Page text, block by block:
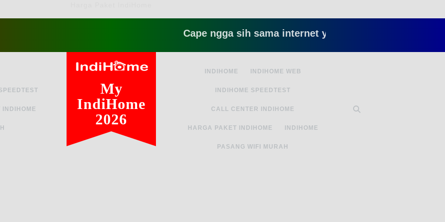
Cape ngga sih sama internet yang lambat gitu gitu aja dah
INDIHOME
My
IndiHome
2026
INDIHOME INDIHOME WEB
INDIHOME SPEEDTEST
CALL CENTER INDIHOME
HARGA PAKET INDIHOME INDIHOME
PASANG WIFI MURAH